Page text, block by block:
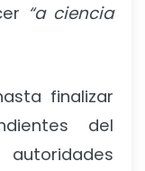
“a ciencia
finalizar
del